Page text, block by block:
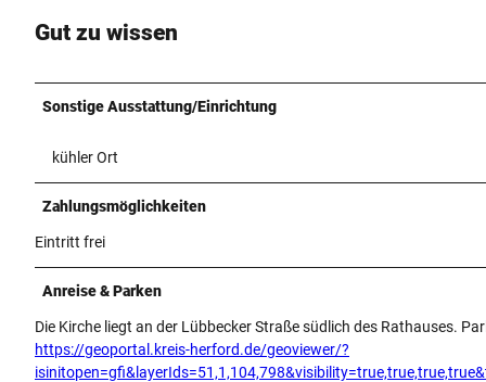
Gut zu wissen
Sonstige Ausstattung/Einrichtung
kühler Ort
Zahlungsmöglichkeiten
Eintritt frei
Anreise & Parken
Die Kirche liegt an der Lübbecker Straße südlich des Rathauses.
https://geoportal.kreis-herford.de/geoviewer/?